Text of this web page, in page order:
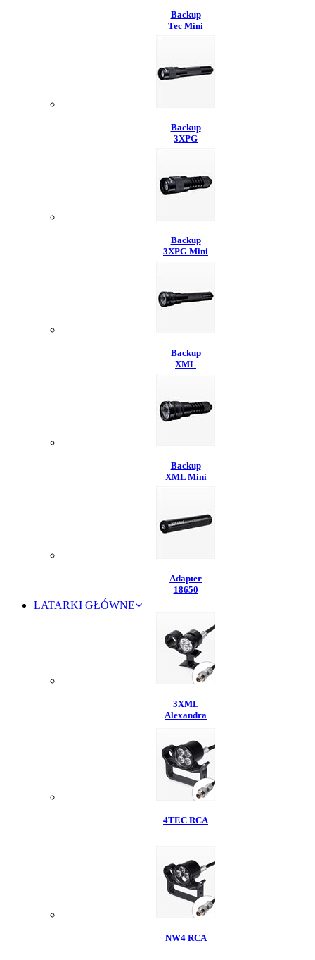
Backup
Tec Mini
Backup
3XPG
Backup
3XPG Mini
Backup
XML
Backup
XML Mini
Adapter
18650
LATARKI GŁÓWNE
3XML
Alexandra
4TEC RCA
NW4 RCA